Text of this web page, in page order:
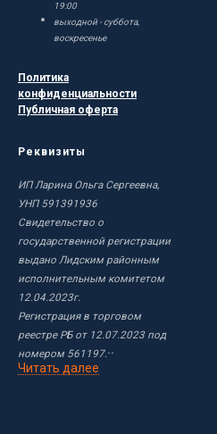
19:00
выходной - суббота,
воскресенье
Политика
конфиденциальности
Публичная оферта
Реквизиты
ИП Ларина Ольга Сергеевна,
УНП 591391936
Свидетельство о
государственной регистрации
выдано Лидским районным
исполнительным комитетом
12.04.2023г.
Регистрация в торговом
реестре РБ от 12.07.2023 под
номером 561197. ..
Читать далее